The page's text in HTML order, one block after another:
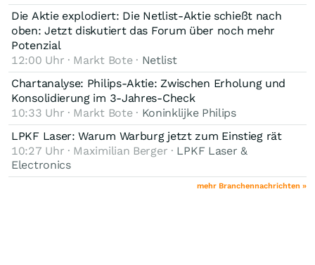
Die Aktie explodiert: Die Netlist-Aktie schießt nach
oben: Jetzt diskutiert das Forum über noch mehr
Potenzial
12:00 Uhr · Markt Bote · Netlist
Chartanalyse: Philips-Aktie: Zwischen Erholung und
Konsolidierung im 3-Jahres-Check
10:33 Uhr · Markt Bote · Koninklijke Philips
LPKF Laser: Warum Warburg jetzt zum Einstieg rät
10:27 Uhr · Maximilian Berger · LPKF Laser &
Electronics
mehr Branchennachrichten »